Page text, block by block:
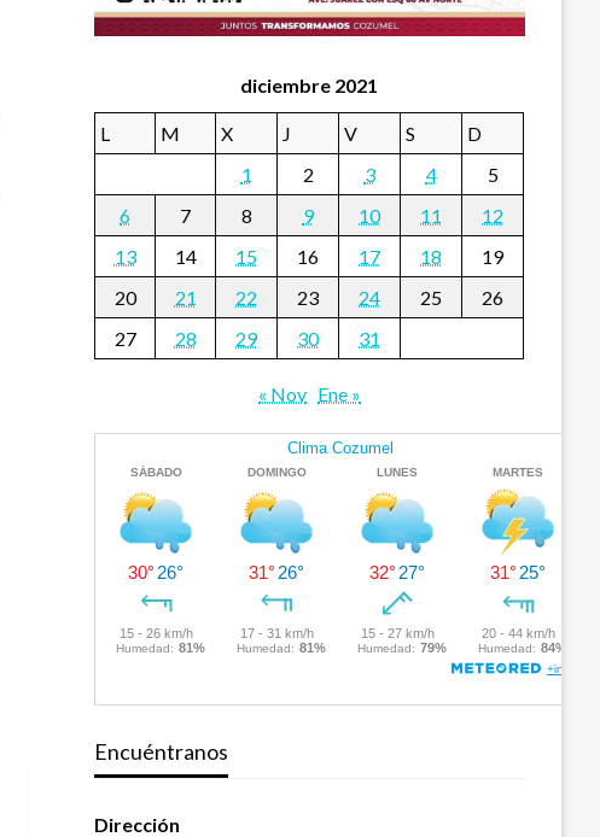
diciembre 2021
L M X J V S
D
1
2 3 4
5
6
7 8 9 10 11
12
13
14 15 16 17 18
19
20
21 22 23 24 25
26
27
28 29 30 31
« Nov Ene »
Encuéntranos
Dirección